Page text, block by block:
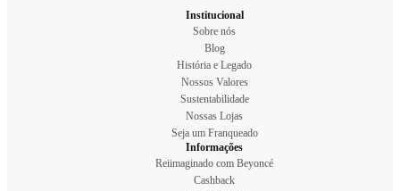
Institucional
Sobre nós
Blog
História e Legado
Nossos Valores
Sustentabilidade
Nossas Lojas
Seja um Franqueado
Informações
Reiimaginado com Beyoncé
Cashback